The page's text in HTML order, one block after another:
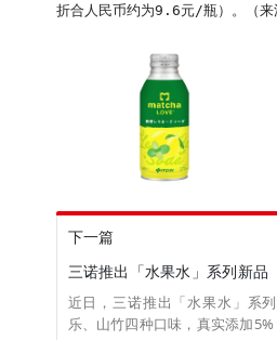
折合人民币约为9.6元/瓶）。（来
下一篇
三诺推出「水果水」系列新品
近日，三诺推出「水果水」系
乐、山竹四种口味，真实添加5%